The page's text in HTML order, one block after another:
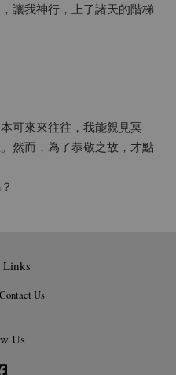
讓我神行，上了諸天的階梯
可來來往往，我能親見冥
然而，為了恭敬之故，才點
Us
Us